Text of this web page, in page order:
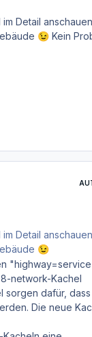
Detail anschauen,
😉 Kein
Detail anschauen,
😉
network-Kachel
sorgen dafür, dass
Die neue